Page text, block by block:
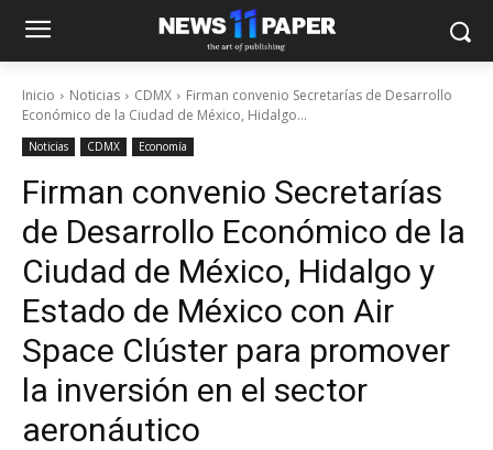
Inicio Noticias CDMX
Firman convenio Secretarías de Desarrollo
Económico de la Ciudad de México, Hidalgo...
Noticias CDMX Economía
Firman convenio Secretarías
de Desarrollo Económico de la
Ciudad de México, Hidalgo y
Estado de México con Air
Space Clúster para promover
la inversión en el sector
aeronáutico